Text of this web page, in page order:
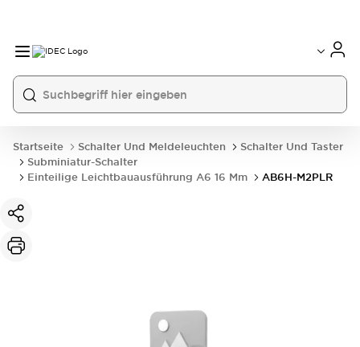
Startseite Schalter Und Meldeleuchten
Schalter Und Taster
Subminiatur-Schalter
Einteilige Leichtbauausführung A6 16 Mm
AB6H-M2PLR